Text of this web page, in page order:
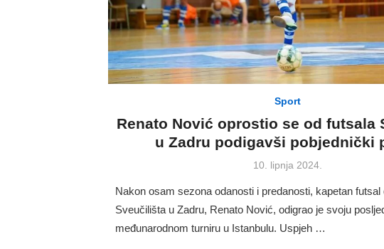
Sport
Renato Nović oprostio se od futsala
u Zadru podigavši pobjednički
Posted
10. lipnja 2024.
Nakon osam sezona odanosti i predanosti, kapetan futsal
Sveučilišta u Zadru, Renato Nović, odigrao je svoju
međunarodnom turniru u Istanbulu. Uspjeh …